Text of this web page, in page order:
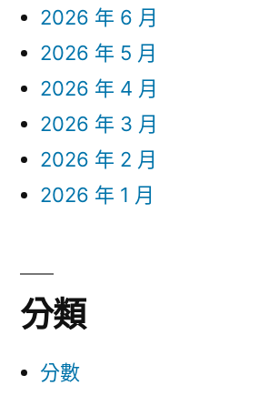
2026 年 6 月
2026 年 5 月
2026 年 4 月
2026 年 3 月
2026 年 2 月
2026 年 1 月
分類
分數